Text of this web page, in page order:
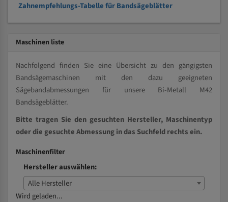
Zahnempfehlungs-Tabelle für Bandsägeblätter
Maschinen liste
Nachfolgend finden Sie eine Übersicht zu den gängigsten
Bandsägemaschinen mit den dazu geeigneten
Sägebandabmessungen für unsere Bi-Metall M42
Bandsägeblätter.
Bitte tragen Sie den gesuchten Hersteller, Maschinentyp
oder die gesuchte Abmessung in das Suchfeld rechts ein.
Maschinenfilter
Hersteller auswählen:
Alle Hersteller
Wird geladen...